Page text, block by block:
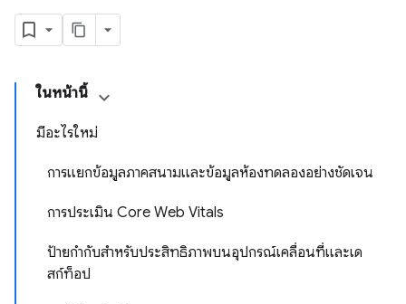
ในหน้านี้
มีอะไรใหม่
การแยกข้อมูลภาคสนามและข้อมูลห้องทดลองอย่างชัดเจน
การประเมิน Core Web Vitals
ป้ายกํากับสําหรับประสิทธิภาพบนอุปกรณ์เคลื่อนที่และเด
สก์ท็อป